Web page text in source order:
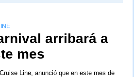
arribará a
mes
Line, anunció que en este mes de